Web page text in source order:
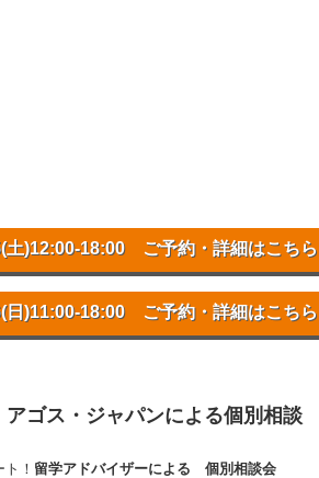
土)12:00-18:00 ご予約・詳細はこちら
日)11:00-18:00 ご予約・詳細はこちら
ゴス・ジャパンによる個別相談
！ 留学アドバイザーによる 個別相談会